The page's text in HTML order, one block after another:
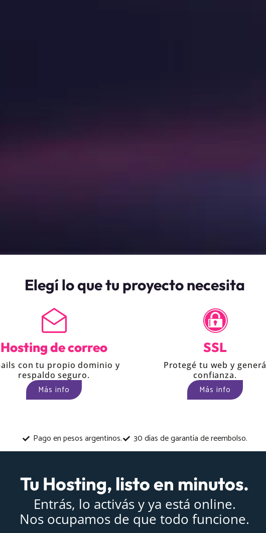
Elegí lo que tu proyecto necesita
Hosting de correo
con tu propio dominio y
respaldo seguro.
Más info
SSL
Protegé tu web y generá
confianza.
Más info
Pago en pesos argentinos. 30 días de garantía de reembolso.
Tu Hosting, listo en minutos.
Entrás, lo activás y ya está online.
Nos ocupamos de que todo funcione.